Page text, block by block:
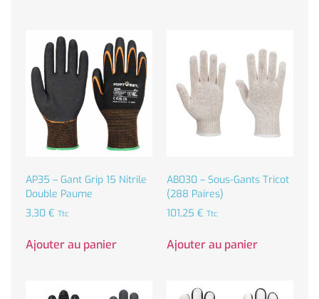
AP35 – Gant Grip 15 Nitrile
Double Paume
3,30 € Ttc
Ajouter au panier
AB030 – Sous-Gants Tricot
(288 Paires)
101,25 € Ttc
Ajouter au panier